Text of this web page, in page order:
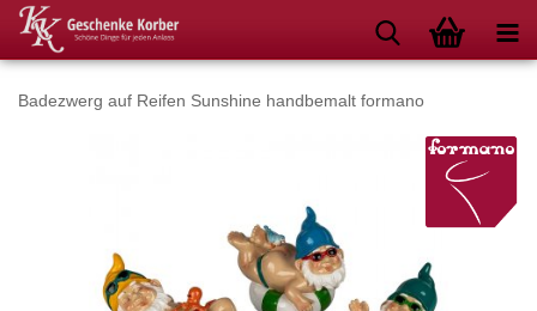
Badezwerg auf Reifen Sunshine handbemalt formano